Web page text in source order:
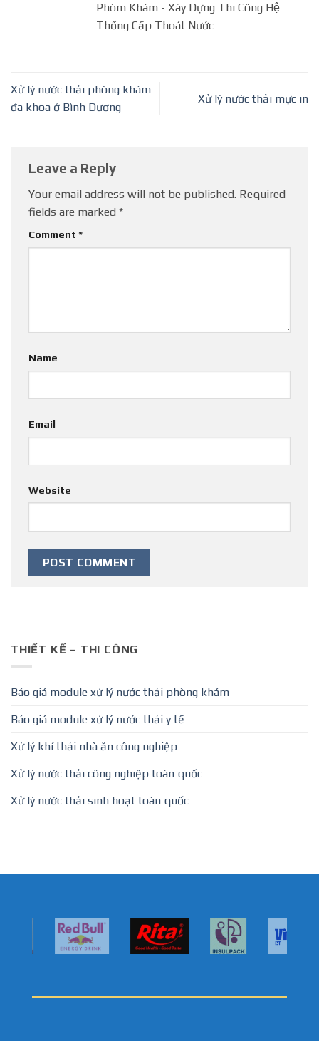
Phòm Khám - Xây Dựng Thi Công Hệ
Thống Cấp Thoát Nước
Xử lý nước thải phòng khám
đa khoa ở Bình Dương
Xử lý nước thải mực in
Leave a Reply
Your email address will not be published. Required
fields are marked *
Comment *
Name
Email
Website
THIẾT KẾ – THI CÔNG
Báo giá module xử lý nước thải phòng khám
Báo giá module xử lý nước thải y tế
Xử lý khí thải nhà ăn công nghiệp
Xử lý nước thải công nghiệp toàn quốc
Xử lý nước thải sinh hoạt toàn quốc